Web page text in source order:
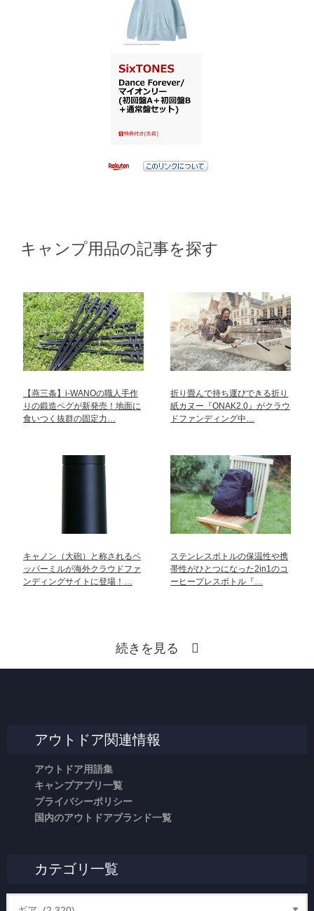
キャンプ用品の記事を探す
【燕三条】i-WANOの職人手作
りの鍛造ペグが新発売！地面に
食いつく抜群の固定力…
折り畳んで持ち運びできる折り
紙カヌー『ONAK2.0』がクラウ
ドファンディング中…
キャノン（大砲）と称されるペ
ッパーミルが海外クラウドファ
ンディングサイトに登場！…
ステンレスボトルの保温性や携
帯性がひとつになった2in1のコ
ーヒープレスボトル『…
続きを見る
アウトドア関連情報
アウトドア用語集
キャンプアプリ一覧
プライバシーポリシー
国内のアウトドアブランド一覧
カテゴリ一覧